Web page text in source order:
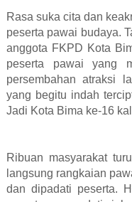
Rasa suka cita dan
peserta pawai budaya.
anggota FKPD Kota
peserta pawai yang
persembahan atraksi
yang begitu indah
Jadi Kota Bima ke-16
Ribuan masyarakat
langsung rangkaian
dan dipadati peserta.